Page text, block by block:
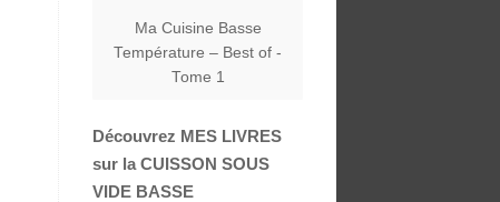
Ma Cuisine Basse
Température – Best of -
Tome 1
Découvrez MES LIVRES
sur la CUISSON SOUS
VIDE BASSE